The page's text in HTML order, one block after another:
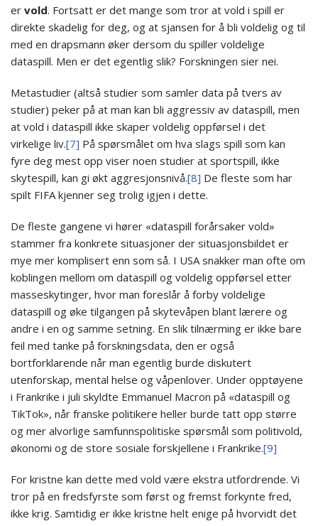
er vold. Fortsatt er det mange som tror at vold i spill er
direkte skadelig for deg, og at sjansen for å bli voldelig og til
med en drapsmann øker dersom du spiller voldelige
dataspill. Men er det egentlig slik? Forskningen sier nei.
Metastudier (altså studier som samler data på tvers av
studier) peker på at man kan bli aggressiv av dataspill, men
at vold i dataspill ikke skaper voldelig oppførsel i det
virkelige liv.[7] På spørsmålet om hva slags spill som kan
fyre deg mest opp viser noen studier at sportspill, ikke
skytespill, kan gi økt aggresjonsnivå.[8] De fleste som har
spilt FIFA kjenner seg trolig igjen i dette.
De fleste gangene vi hører «dataspill forårsaker vold»
stammer fra konkrete situasjoner der situasjonsbildet er
mye mer komplisert enn som så. I USA snakker man ofte om
koblingen mellom om dataspill og voldelig oppførsel etter
masseskytinger, hvor man foreslår å forby voldelige
dataspill og øke tilgangen på skytevåpen blant lærere og
andre i en og samme setning. En slik tilnærming er ikke bare
feil med tanke på forskningsdata, den er også
bortforklarende når man egentlig burde diskutert
utenforskap, mental helse og våpenlover. Under opptøyene
i Frankrike i juli skyldte Emmanuel Macron på «dataspill og
TikTok», når franske politikere heller burde tatt opp større
og mer alvorlige samfunnspolitiske spørsmål som politivold,
økonomi og de store sosiale forskjellene i Frankrike.[9]
For kristne kan dette med vold være ekstra utfordrende. Vi
tror på en fredsfyrste som først og fremst forkynte fred,
ikke krig. Samtidig er ikke kristne helt enige på hvorvidt det